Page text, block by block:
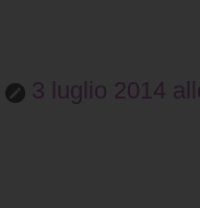
3 luglio 2014